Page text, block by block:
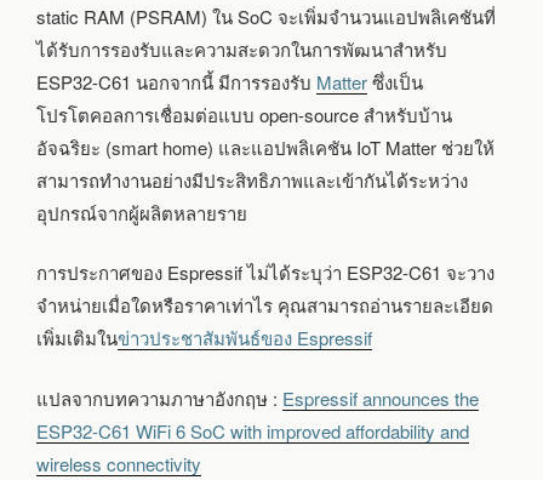
static RAM (PSRAM) ใน SoC จะเพิ่มจำนวนแอปพลิเคชันที่
ได้รับการรองรับและความสะดวกในการพัฒนาสำหรับ
ESP32-C61 นอกจากนี้ มีการรองรับ Matterซึ่งเป็น
โปรโตคอลการเชื่อมต่อแบบ open-source สำหรับบ้าน
อัจฉริยะ (smart home) และแอปพลิเคชัน IoT Matter ช่วยให้
สามารถทำงานอย่างมีประสิทธิภาพและเข้ากันได้ระหว่าง
อุปกรณ์จากผู้ผลิตหลายราย
การประกาศของ Espressif ไม่ได้ระบุว่า ESP32-C61 จะวาง
จำหน่ายเมื่อใดหรือราคาเท่าไร คุณสามารถอ่านรายละเอียด
เพิ่มเติมในข่าวประชาสัมพันธ์ของ Espressif
แปลจากบทความภาษาอังกฤษ : Espressif announces the
ESP32-C61 WiFi 6 SoC with improved affordability and
wireless connectivity